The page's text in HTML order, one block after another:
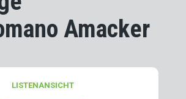
Amacker
LISTENANSICHT